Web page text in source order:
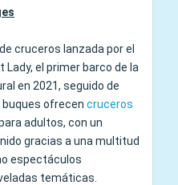
cruceros lanzada por el
Lady, el primer barco de la
en 2021, seguido de
ofrecen cruceros
adultos, con un
gracias a una multitud
espectáculos
temáticas.